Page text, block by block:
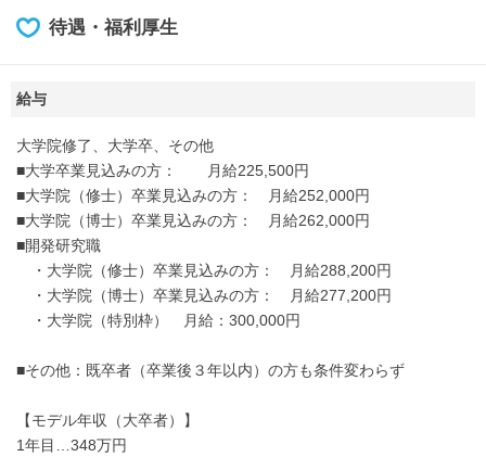
待遇・福利厚生
給与
大学院修了、大学卒、その他
■大学卒業見込みの方： 月給225,500円
■大学院（修士）卒業見込みの方： 月給252,000円
■大学院（博士）卒業見込みの方： 月給262,000円
■開発研究職
・大学院（修士）卒業見込みの方： 月給288,200円
・大学院（博士）卒業見込みの方： 月給277,200円
・大学院（特別枠） 月給：300,000円
■その他：既卒者（卒業後３年以内）の方も条件変わらず
【モデル年収（大卒者）】
1年目…348万円